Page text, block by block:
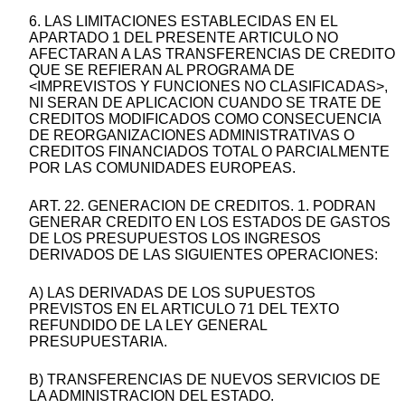
6. LAS LIMITACIONES ESTABLECIDAS EN EL
APARTADO 1 DEL PRESENTE ARTICULO NO
AFECTARAN A LAS TRANSFERENCIAS DE CREDITO
QUE SE REFIERAN AL PROGRAMA DE
<IMPREVISTOS Y FUNCIONES NO CLASIFICADAS>,
NI SERAN DE APLICACION CUANDO SE TRATE DE
CREDITOS MODIFICADOS COMO CONSECUENCIA
DE REORGANIZACIONES ADMINISTRATIVAS O
CREDITOS FINANCIADOS TOTAL O PARCIALMENTE
POR LAS COMUNIDADES EUROPEAS.
ART. 22. GENERACION DE CREDITOS. 1. PODRAN
GENERAR CREDITO EN LOS ESTADOS DE GASTOS
DE LOS PRESUPUESTOS LOS INGRESOS
DERIVADOS DE LAS SIGUIENTES OPERACIONES:
A) LAS DERIVADAS DE LOS SUPUESTOS
PREVISTOS EN EL ARTICULO 71 DEL TEXTO
REFUNDIDO DE LA LEY GENERAL
PRESUPUESTARIA.
B) TRANSFERENCIAS DE NUEVOS SERVICIOS DE
LA ADMINISTRACION DEL ESTADO.